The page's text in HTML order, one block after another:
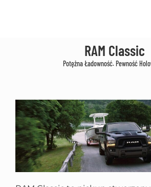
RAM Classic
Potężna Ładowność. Pewność